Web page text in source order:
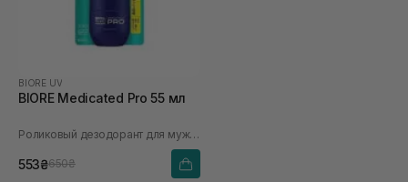
BIORE UV
BIORE Medicated Pro 55 мл
Роликовый дезодорант для мужчин
553₴650₴